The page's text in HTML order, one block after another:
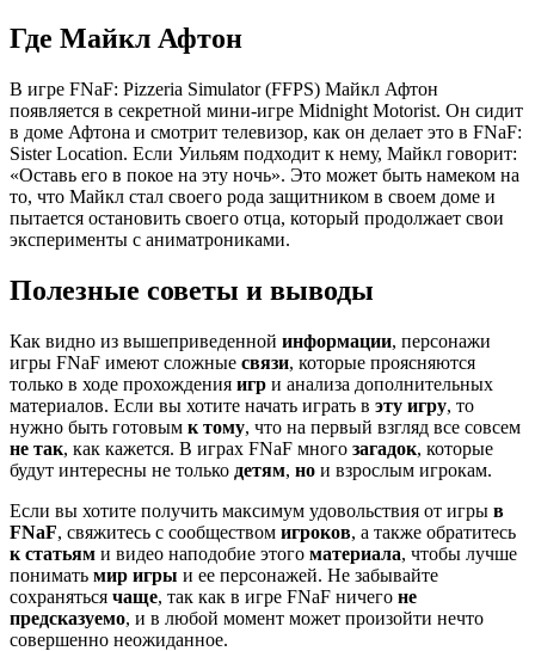
Где Майкл Афтон
В игре FNaF: Pizzeria Simulator (FFPS) Майкл Афтон
появляется в секретной мини-игре Midnight Motorist. Он сидит
в доме Афтона и смотрит телевизор, как он делает это в FNaF:
Sister Location. Если Уильям подходит к нему, Майкл говорит:
«Оставь его в покое на эту ночь». Это может быть намеком на
то, что Майкл стал своего рода защитником в своем доме и
пытается остановить своего отца, который продолжает свои
эксперименты с аниматрониками.
Полезные советы и выводы
Как видно из вышеприведенной информации, персонажи
игры FNaF имеют сложные связи, которые проясняются
только в ходе прохождения игр и анализа дополнительных
материалов. Если вы хотите начать играть в эту игру, то
нужно быть готовым к тому, что на первый взгляд все совсем
не так, как кажется. В играх FNaF много загадок, которые
будут интересны не только детям, но и взрослым игрокам.
Если вы хотите получить максимум удовольствия от игры в
FNaF, свяжитесь с сообществом игроков, а также обратитесь
к статьям и видео наподобие этого материала, чтобы лучше
понимать мир игры и ее персонажей. Не забывайте
сохраняться чаще, так как в игре FNaF ничего не
предсказуемо, и в любой момент может произойти нечто
совершенно неожиданное.